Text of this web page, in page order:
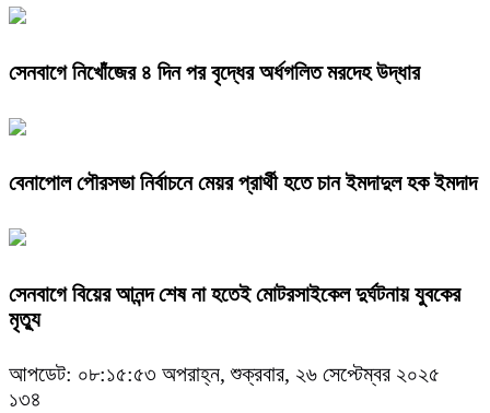
সেনবাগে নিখোঁজের ৪ দিন পর বৃদ্ধের অর্ধগলিত মরদেহ উদ্ধার
বেনাপোল পৌরসভা নির্বাচনে মেয়র প্রার্থী হতে চান ইমদাদুল হক ইমদাদ
সেনবাগে বিয়ের আনন্দ শেষ না হতেই মোটরসাইকেল দুর্ঘটনায় যুবকের
মৃত্যু
আপডেট: ০৮:১৫:৫৩ অপরাহ্ন, শুক্রবার, ২৬ সেপ্টেম্বর ২০২৫
১৩৪